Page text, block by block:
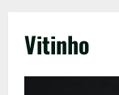
Vitinho